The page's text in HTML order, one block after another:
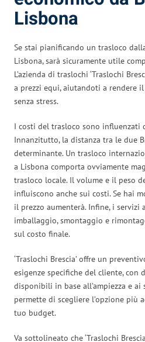
Lisbona
Se stai pianificando un trasloco
Lisbona, sarà sicuramente utile
L’azienda di traslochi ‘Traslochi
a prezzi equi, aiutandoti a rendere
senza stress.
I costi del trasloco sono influenzati
Innanzitutto, la distanza tra le due
determinante. Un trasloco
a Lisbona comporta ovviamente
trasloco locale. Il volume e il peso
influiscono anche sui costi. Se hai
il prezzo aumenterà. Infine, i
imballaggio, smontaggio e
sul costo finale.
‘Traslochi Brescia’ offre un
esigenze specifiche del cliente, con
disponibili in base all’ampiezza e
permette di scegliere l’opzione più
tuo budget.
Va sottolineato che ‘Traslochi